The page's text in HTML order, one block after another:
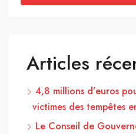
Articles
4,8 millions d’euros
victimes des tempêtes
Le Conseil de